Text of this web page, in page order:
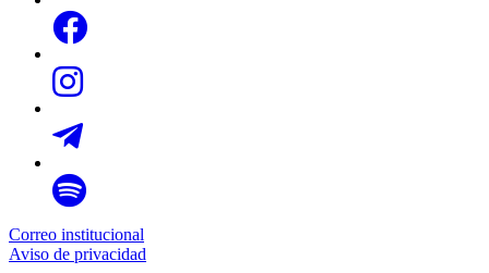
Correo institucional
Aviso de privacidad